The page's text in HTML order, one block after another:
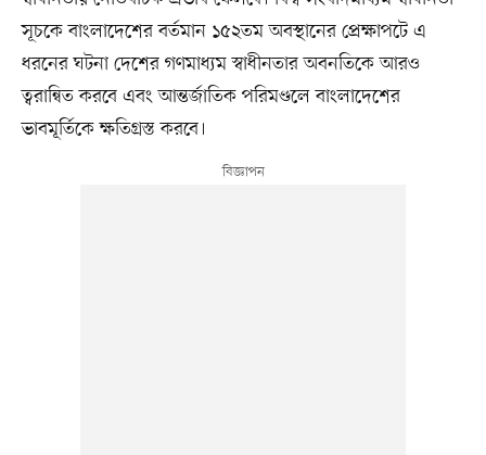
সূচকে বাংলাদেশের বর্তমান ১৫২তম অবস্থানের প্রেক্ষাপটে এ
ধরনের ঘটনা দেশের গণমাধ্যম স্বাধীনতার অবনতিকে আরও
ত্বরান্বিত করবে এবং আন্তর্জাতিক পরিমণ্ডলে বাংলাদেশের
ভাবমূর্তিকে ক্ষতিগ্রস্ত করবে।